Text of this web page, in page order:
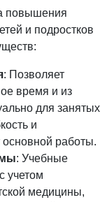
повышения
и подростков
: Позволяет
время и из
для занятых
и
основной работы.
: Учебные
учетом
медицины,